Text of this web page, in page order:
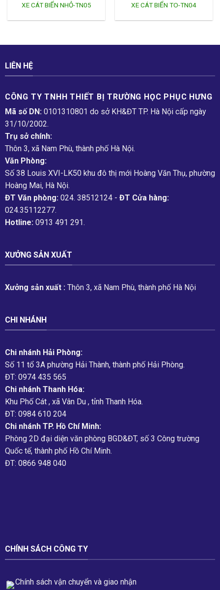
XE CÁT BIỂN NHỎ-TN05 XE CÁT BIỂN TO-TN04
LIÊN HỆ
CÔNG TY TNHH THIẾT BỊ TRƯỜNG HỌC PHỤC H­ƯNG
Mã số DN: 0101310801 do sở KH&ĐT TP. Hà Nội cấp ngày
31/10/2002.
Trụ sở chính:
Thôn 3, xã Nam Phù, thành phố Hà Nội.
Văn Phòng:
Số 38 Louis XVI-LK50 khu đô thị mới Hoàng Văn Thụ, phường
Hoàng Mai, Hà Nội.
ĐT Văn phòng:024. 38512124 - ĐT Cửa hàng:
024.35112277.
Hotline:0913 491 291.
XƯỞNG SẢN XUẤT
Xưởng sản xuất :Thôn 3, xã Nam Phù, thành phố Hà Nội
CHI NHÁNH
Chi nhánh Hải Phòng:
Số 11 tổ 3A phường Hải Thành, thành phố Hải Phòng.
ĐT: 0974 435 565
Chi nhánh Thanh Hóa:
Khu Phố Cát , xã Vân Du , tỉnh Thanh Hóa.
ĐT: 0984 610 204
Chi nhánh TP. Hồ Chí Minh:
Phòng 2D đại diện văn phòng BGD&ĐT, số 3 Công trường
Quốc tế, thành phố Hồ Chí Minh.
ĐT: 0866 948 040
CHÍNH SÁCH CÔNG TY
Chính sách vận chuyển và giao nhận